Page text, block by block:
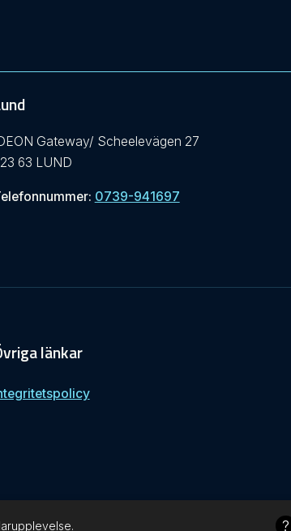
Gateway/ Scheelevägen 27
63 LUND
0739-941697
länkar